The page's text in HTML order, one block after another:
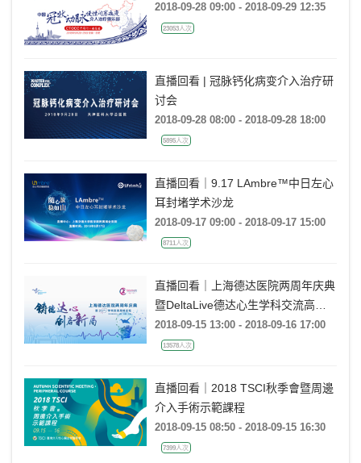
2018-09-28 09:00 - 2018-09-29 12:35
23053人次
直播回看 | 冠脉钙化病变介入治疗研
讨会
2018-09-28 08:00 - 2018-09-28 18:00
5895人次
直播回看｜9.17 LAmbre™中日左心
耳封堵学术沙龙
2018-09-17 09:00 - 2018-09-17 15:00
8711人次
直播回看｜上海德达医院两周年庆典
暨DeltaLive德达心生学科交流高峰
论坛
2018-09-15 13:00 - 2018-09-16 17:00
13578人次
直播回看｜2018 TSCI秋季會暨周邊
介入手術示範課程
2018-09-15 08:50 - 2018-09-15 16:30
7399人次